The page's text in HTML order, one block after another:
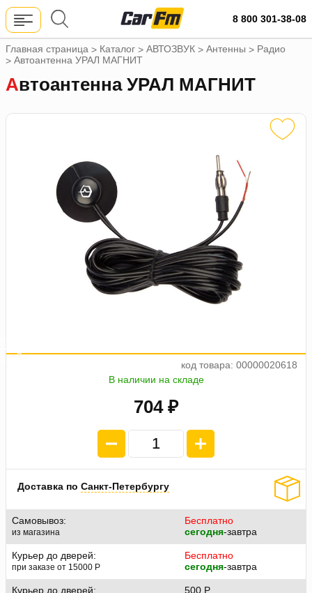
8 800 301-38-08
Главная страница > Каталог > АВТОЗВУК > Антенны > Радио
> Автоантенна УРАЛ МАГНИТ
Автоантенна УРАЛ МАГНИТ
код товара: 00000020618
В наличии на складе
704 ₽
а
Доставка по Санкт-Петербургу
Самовывоз:
из магазина
Бесплатно
сегодня-завтра
Курьер до дверей:
при заказе от 15000 P
Бесплатно
сегодня-завтра
Курьер до дверей: 500 P